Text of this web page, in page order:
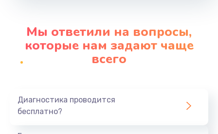
Мы ответили на вопросы,
которые нам задают чаще
всего
Диагностика проводится
бесплатно?